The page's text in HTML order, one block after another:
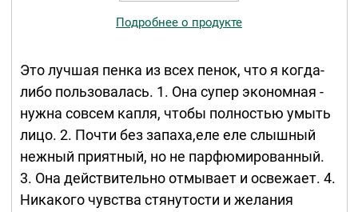
Подробнее о продукте
Это лучшая пенка из всех пенок, что я когда-
либо пользовалась. 1. Она супер экономная -
нужна совсем капля, чтобы полностью умыть
лицо. 2. Почти без запаха,еле еле слышный
нежный приятный, но не парфюмированный.
3. Она действительно отмывает и освежает. 4.
Никакого чувства стянутости и желания